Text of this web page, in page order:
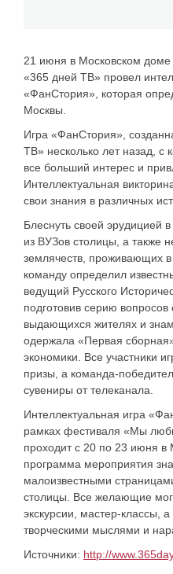
21 июня в Московском доме
«365 дней ТВ» провел
«ФанСтория», которая
Москвы.
Игра «ФанСтория»,
ТВ» несколько лет назад, с
все больший интерес и
Интеллектуальная
свои знания в различных
Блеснуть своей эрудицией
из ВУЗов столицы, а также
землячеств, проживающих
команду определил
ведущий Русского
подготовив серию
выдающихся жителях и
одержала «Первая
экономики. Все участники
призы, а команда-
сувениры от телеканала.
Интеллектуальная игра
рамках фестиваля «Мы
проходит с 20 по 23 июня в
программа мероприятия
малоизвестными
столицы. Все желающие
экскурсии, мастер-классы,
творческими мыслями и
Источники: http://